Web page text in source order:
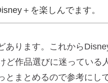
＋を楽しんでます。
あります。これから
ど作品選びに迷っている
まとめるので参考にし